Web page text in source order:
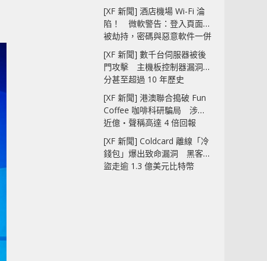
[XF 新聞] 酒店機場 Wi-Fi 淪
陷！ 微軟警告：登入頁面可
被劫持，密碼與惡意軟件一併
中招
[XF 新聞] 數千台伺服器被後
門攻擊 主機板控制器漏洞部
分甚至超過 10 年歷史
[XF 新聞] 港澳聯合搗破 Fun
Coffee 咖啡科研騙局 涉款
近億‧聲稱高達 4 倍回報
[XF 新聞] Coldcard 離線「冷
錢包」爆出致命漏洞 黑客已
盜走逾 1.3 億美元比特幣